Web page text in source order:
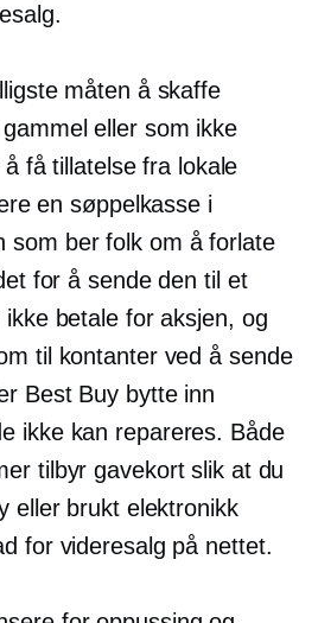
måten å skaffe
eller som ikke
få tillatelse fra lokale
en søppelkasse i
som ber folk om å forlate
for å sende den til et
betale for aksjen, og
til kontanter ved å sende
Best Buy bytte inn
ikke kan repareres. Både
tilbyr gavekort slik at du
eller brukt elektronikk
for videresalg på nettet.